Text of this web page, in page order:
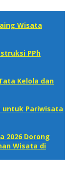
Wisata
PPh
Kelola dan
untuk Pariwisata
2026 Dorong
Wisata di